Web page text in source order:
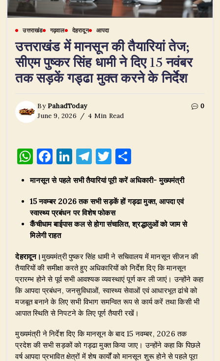
उत्तराखंड गढ़वाल देहरादून आपदा
उत्तराखंड में मानसून की तैयारियां तेज;
सीएम पुष्कर सिंह धामी ने दिए 15 नवंबर
तक सड़कें गड्ढा मुक्त करने के निर्देश
ByPahadToday
June 9, 2026
4 Min Read
0
W
at
s
A
p
p
F
a
c
e
b
o
o
k
Li
n
k
e
dI
T
el
e
g
ra
T
w
it
te
r
h
ar
e
मानसून से पहले सभी तैयारियां पूरी करें अधिकारी- मुख्यमंत्री
15 नवम्बर 2026 तक सभी सड़कें हों गड्ढा मुक्त, आपदा एवं
स्वास्थ्य प्रबंधन पर विशेष फोकस
कैंचीधाम बाईपास कल से होगा संचालित, श्रद्धालुओं को जाम से
मिलेगी राहत
देहरादून।मुख्यमंत्री पुष्कर सिंह धामी ने सचिवालय में मानसून सीजन की
तैयारियों की समीक्षा करते हुए अधिकारियों को निर्देश दिए कि मानसून
प्रारम्भ होने से पूर्व सभी आवश्यक व्यवस्थाएं पूर्ण कर ली जाएं। उन्होंने कहा
कि आपदा प्रबंधन, जनसुविधाओं, स्वास्थ्य सेवाओं एवं आधारभूत ढांचे को
मजबूत बनाने के लिए सभी विभाग समन्वित रूप से कार्य करें तथा किसी भी
आपात स्थिति से निपटने के लिए पूर्ण तैयारी रखें।
​मुख्यमंत्री ने निर्देश दिए कि मानसून के बाद 15 नवम्बर, 2026 तक
प्रदेश की सभी सड़कों को गड्ढा मुक्त किया जाए। उन्होंने कहा कि पिछले
वर्ष आपदा प्रभावित क्षेत्रों में शेष कार्यों को मानसून शुरू होने से पहले पूरा